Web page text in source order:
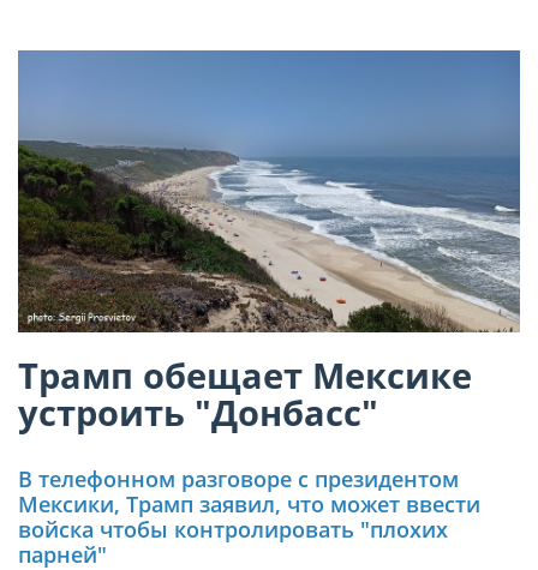
Трамп обещает Мексике
устроить "Донбасс"
В телефонном разговоре с президентом
Мексики, Трамп заявил, что может ввести
войска чтобы контролировать "плохих
парней"